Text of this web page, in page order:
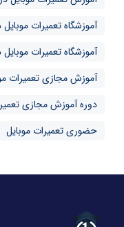
آموزشگاه تعمیرات
آموزشگاه تعمیرات موبایل
آموزش مجازی تعمیرات
دوره آموزش مجازی
حضوری تعمیرات موبایل